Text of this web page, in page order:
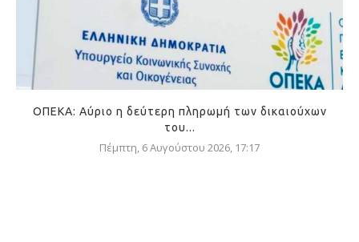
ΟΠΕΚΑ: Αύριο η δεύτερη πληρωμή των δικαιούχων
του...
Πέμπτη, 6 Αυγούστου 2026, 17:17